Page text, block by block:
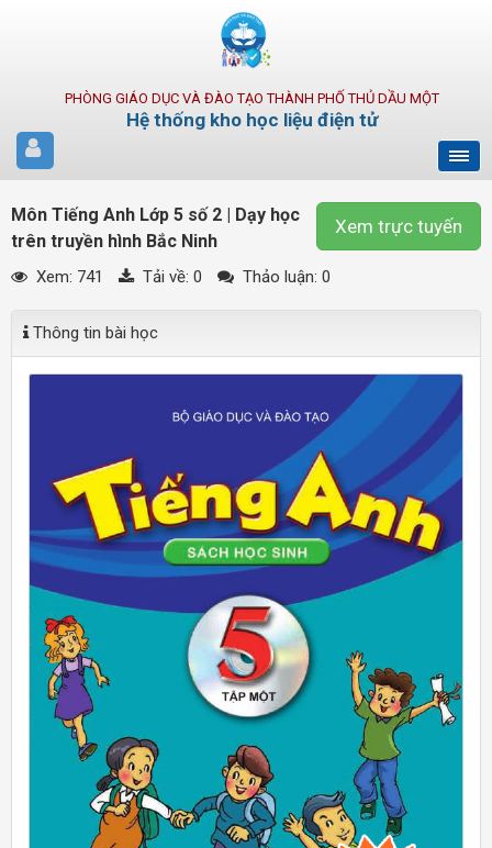
PHÒNG GIÁO DỤC VÀ ĐÀO TẠO THÀNH PHỐ THỦ DẦU MỘT
Hệ thống kho học liệu điện tử
Xem trực tuyến
Môn Tiếng Anh Lớp 5 số 2 | Dạy học
trên truyền hình Bắc Ninh
Xem: 741 Tải về: 0 Thảo luận: 0
Thông tin bài học